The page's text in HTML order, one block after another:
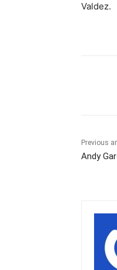
Valdez.
Previous
Andy